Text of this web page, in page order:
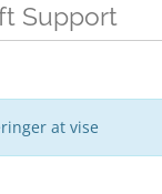
Support
at vise